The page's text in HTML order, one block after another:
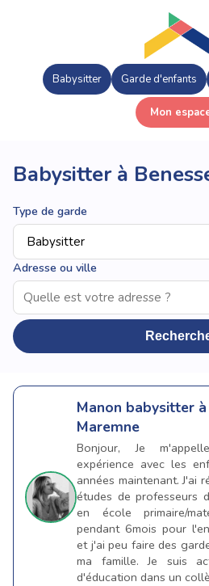
Babysitter Garde d'enfants
Mon
Babysitter à
Type de garde
Adresse ou ville
Manon babysitter
Maremne
Bonjour, Je
expérience avec les
années maintenant. J'ai
études de professeurs
en école primaire/
pendant 6mois pour
et j'ai peu faire des
ma famille. Je suis
d'éducation dans un